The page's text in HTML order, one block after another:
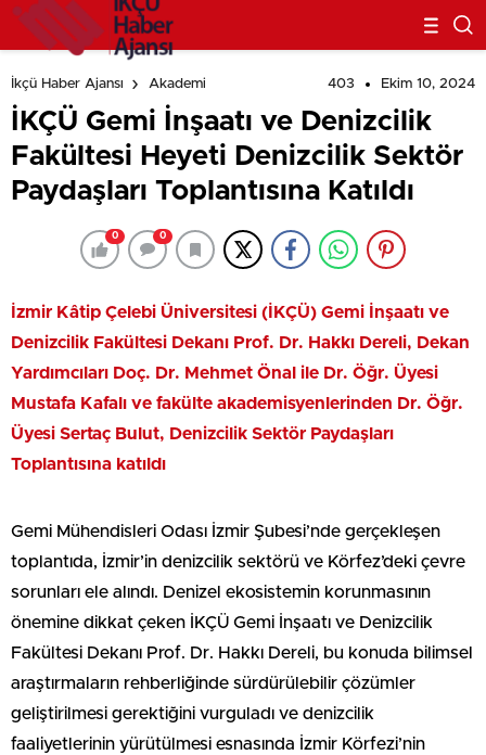
İkçü Haber Ajansı Akademi 403 Ekim 10, 2024
İKÇÜ Gemi İnşaatı ve Denizcilik
Fakültesi Heyeti Denizcilik Sektör
Paydaşları Toplantısına Katıldı
0 0
İzmir Kâtip Çelebi Üniversitesi (İKÇÜ) Gemi İnşaatı ve
Denizcilik Fakültesi Dekanı Prof. Dr. Hakkı Dereli, Dekan
Yardımcıları Doç. Dr. Mehmet Önal ile Dr. Öğr. Üyesi
Mustafa Kafalı ve fakülte akademisyenlerinden Dr. Öğr.
Üyesi Sertaç Bulut, Denizcilik Sektör Paydaşları
Toplantısına katıldı
Gemi Mühendisleri Odası İzmir Şubesi’nde gerçekleşen
toplantıda, İzmir’in denizcilik sektörü ve Körfez’deki çevre
sorunları ele alındı. Denizel ekosistemin korunmasının
önemine dikkat çeken İKÇÜ Gemi İnşaatı ve Denizcilik
Fakültesi Dekanı Prof. Dr. Hakkı Dereli, bu konuda bilimsel
araştırmaların rehberliğinde sürdürülebilir çözümler
geliştirilmesi gerektiğini vurguladı ve denizcilik
faaliyetlerinin yürütülmesi esnasında İzmir Körfezi’nin
Dedi
Töreni’ne Katıldı